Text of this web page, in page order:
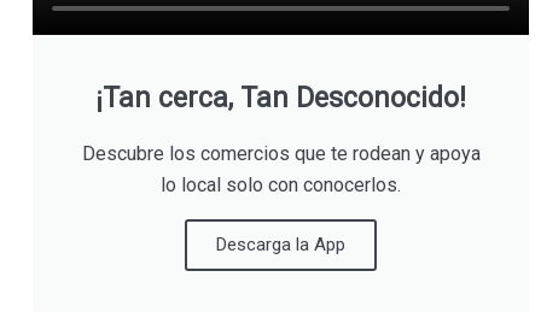
¡Tan cerca, Tan Desconocido!
Descubre los comercios que te rodean y apoya
lo local solo con conocerlos.
Descarga la App